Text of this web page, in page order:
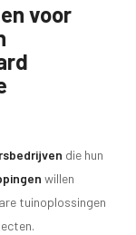
voor
die hun
willen
tuinoplossingen